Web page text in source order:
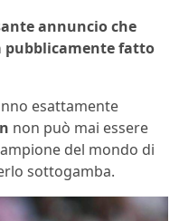
annuncio che
pubblicamente fatto
esattamente
non può mai essere
del mondo di
sottogamba.